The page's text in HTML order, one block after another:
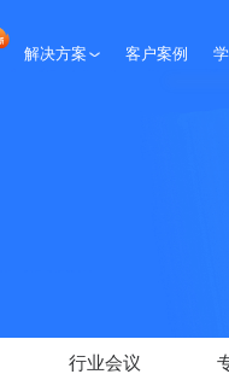
解决方案 客户案例
行业会议